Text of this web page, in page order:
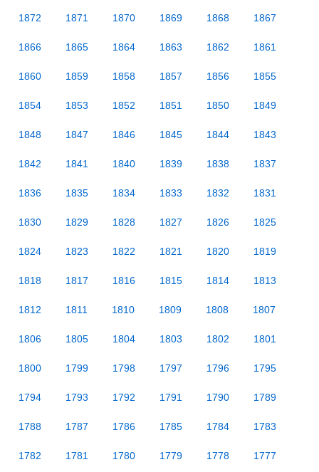
1872 1871 1870 1869 1868 1867
1866 1865 1864 1863 1862 1861
1860 1859 1858 1857 1856 1855
1854 1853 1852 1851 1850 1849
1848 1847 1846 1845 1844 1843
1842 1841 1840 1839 1838 1837
1836 1835 1834 1833 1832 1831
1830 1829 1828 1827 1826 1825
1824 1823 1822 1821 1820 1819
1818 1817 1816 1815 1814 1813
1812 1811 1810 1809 1808 1807
1806 1805 1804 1803 1802 1801
1800 1799 1798 1797 1796 1795
1794 1793 1792 1791 1790 1789
1788 1787 1786 1785 1784 1783
1782 1781 1780 1779 1778 1777